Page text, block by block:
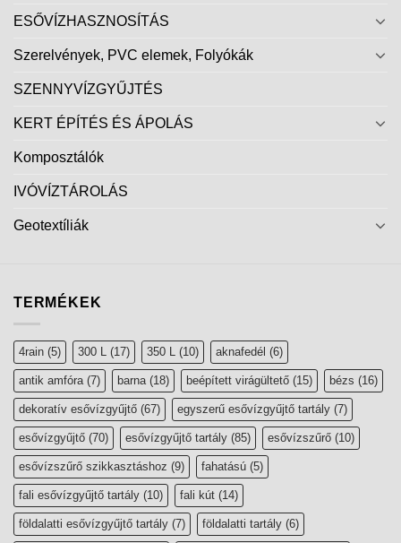
ESŐVÍZHASZNOSÍTÁS
Szerelvények, PVC elemek, Folyókák
SZENNYVÍZGYŰJTÉS
KERT ÉPÍTÉS ÉS ÁPOLÁS
Komposztálók
IVÓVÍZTÁROLÁS
Geotextíliák
TERMÉKEK
4rain (5) 300 L (17) 350 L (10) aknafedél (6)
antik amfóra(7) barna(18) beépített virágültető (15) bézs (16)
dekoratív esővízgyűjtő (67) egyszerű esővízgyűjtő tartály (7)
esővízgyűjtő (70) esővízgyűjtő tartály (85) esővízszűrő (10)
esővízszűrő szikkasztáshoz (9) fahatású (5)
fali esővízgyűjtő tartály (10) fali kút (14)
földalatti esővízgyűjtő tartály (7) földalatti tartály (6)